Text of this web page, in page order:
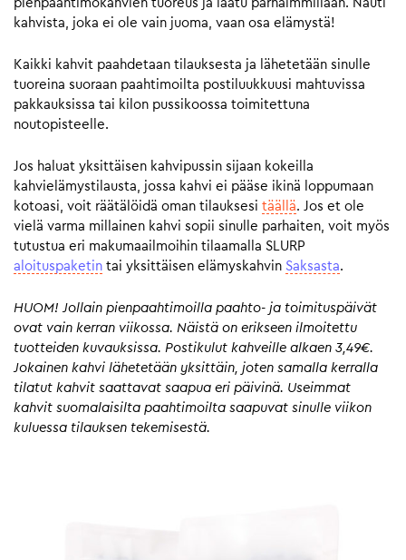
pienpaahtimokahvien tuoreus ja laatu parhaimmillaan. Nauti
kahvista, joka ei ole vain juoma, vaan osa elämystä!
Kaikki kahvit paahdetaan tilauksesta ja lähetetään sinulle
tuoreina suoraan paahtimoilta postiluukkuusi mahtuvissa
pakkauksissa tai kilon pussikoossa toimitettuna
noutopisteelle.
Jos haluat yksittäisen kahvipussin sijaan kokeilla
kahvielämystilausta, jossa kahvi ei pääse ikinä loppumaan
kotoasi, voit räätälöidä oman tilauksesi täällä. Jos et ole
vielä varma millainen kahvi sopii sinulle parhaiten, voit myös
tutustua eri makumaailmoihin tilaamalla SLURP
aloituspaketin tai yksittäisen elämyskahvin Saksasta.
HUOM! Jollain pienpaahtimoilla paahto- ja toimituspäivät
ovat vain kerran viikossa. Näistä on erikseen ilmoitettu
tuotteiden kuvauksissa. Postikulut kahveille alkaen 3,49€.
Jokainen kahvi lähetetään yksittäin, joten samalla kerralla
tilatut kahvit saattavat saapua eri päivinä. Useimmat
kahvit suomalaisilta paahtimoilta saapuvat sinulle viikon
kuluessa tilauksen tekemisestä.